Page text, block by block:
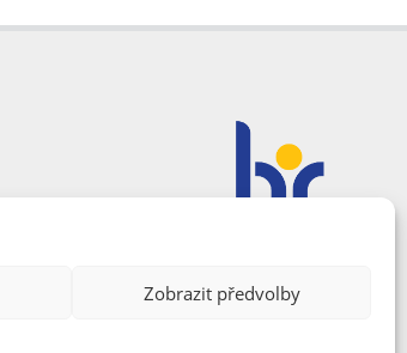
Zobrazit předvolby